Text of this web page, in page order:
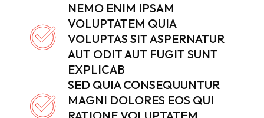
NEMO ENIM IPSAM
VOLUPTATEM QUIA
VOLUPTAS SIT ASPERNATUR
AUT ODIT AUT FUGIT SUNT
EXPLICAB
SED QUIA CONSEQUUNTUR
MAGNI DOLORES EOS QUI